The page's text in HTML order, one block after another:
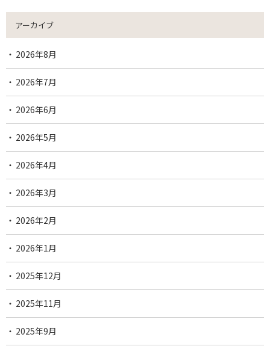
アーカイブ
2026年8月
2026年7月
2026年6月
2026年5月
2026年4月
2026年3月
2026年2月
2026年1月
2025年12月
2025年11月
2025年9月